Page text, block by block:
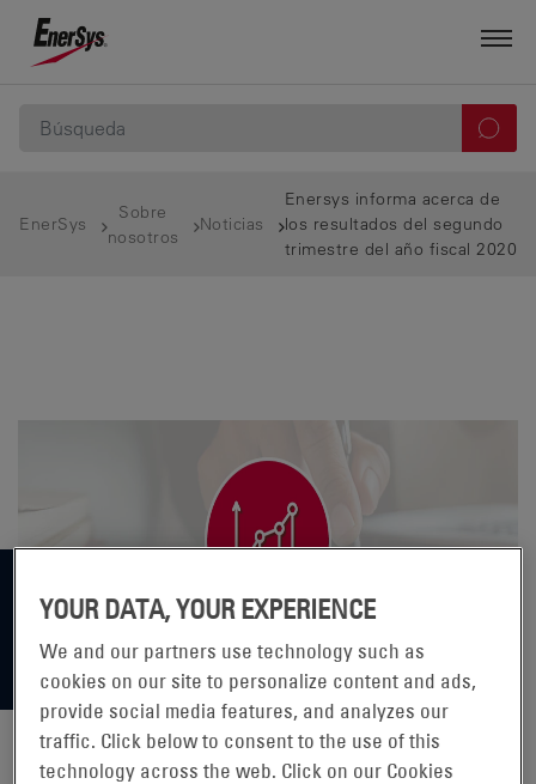
EnerSys
Sobre
nosotros
Noticias
Enersys informa acerca de
los resultados del segundo
trimestre del año fiscal 2020
YOUR DATA, YOUR EXPERIENCE
We and our partners use technology such as
cookies on our site to personalize content and ads,
provide social media features, and analyzes our
traffic. Click below to consent to the use of this
technology across the web. Click on our Cookies